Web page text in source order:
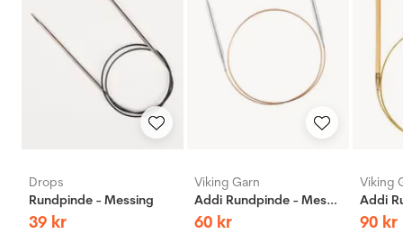
Drops
Rundpinde - Messing
39 kr
Viking Garn
Addi Rundpinde - Messing
60 kr
Viking
90 kr